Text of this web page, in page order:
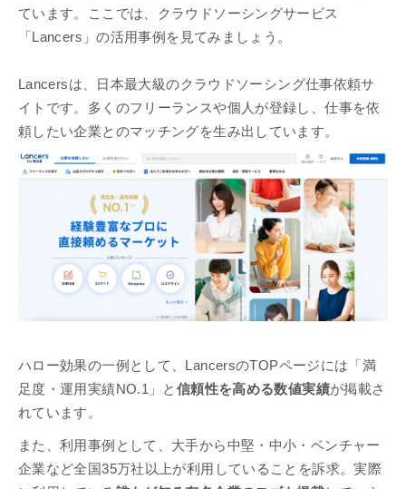
ています。ここでは、クラウドソーシングサービス
「Lancers」の活用事例を見てみましょう。
Lancersは、日本最大級のクラウドソーシング仕事依頼サ
イトです。多くのフリーランスや個人が登録し、仕事を依
頼したい企業とのマッチングを生み出しています。
ハロー効果の一例として、LancersのTOPページには「満
足度・運用実績NO.1」と 信頼性を高める数値実績が掲載さ
れています。
また、利用事例として、大手から中堅・中小・ベンチャー
企業など全国35万社以上が利用していることを訴求。実際